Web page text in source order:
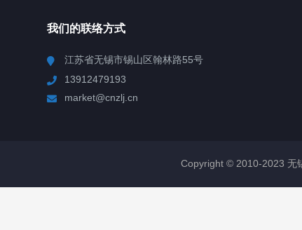
我们的联络方式
江苏省无锡市锡山区翰林路55号
13912479193
market@cnzlj.cn
Copyright © 2010-2023 无